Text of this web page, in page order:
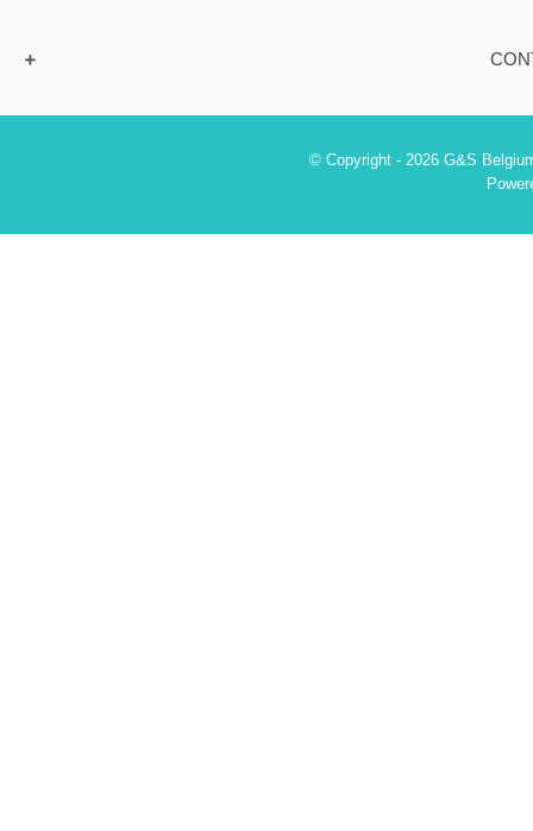
© Copyright - 2026 G&S